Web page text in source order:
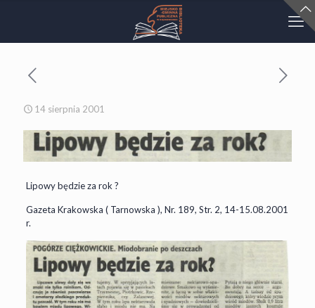
14 sierpnia 2001
Lipowy będzie za rok ?
Gazeta Krakowska ( Tarnowska ), Nr. 189, Str. 2, 14-15.08.2001
r.